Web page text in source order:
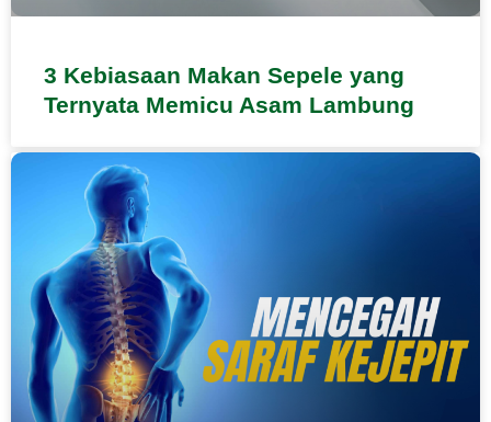
3 Kebiasaan Makan Sepele yang
Ternyata Memicu Asam Lambung